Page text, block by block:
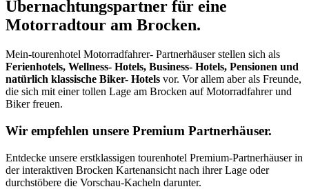
Übernachtungspartner für eine
Motorradtour am Brocken.
Mein-tourenhotel Motorradfahrer- Partnerhäuser stellen sich als
Ferienhotels, Wellness- Hotels, Business- Hotels, Pensionen und
natürlich klassische Biker- Hotels vor. Vor allem aber als Freunde,
die sich mit einer tollen Lage am Brocken auf Motorradfahrer und
Biker freuen.
Wir empfehlen unsere Premium Partnerhäuser.
Entdecke unsere erstklassigen tourenhotel Premium-Partnerhäuser in
der interaktiven Brocken Kartenansicht nach ihrer Lage oder
durchstöbere die Vorschau-Kacheln darunter.